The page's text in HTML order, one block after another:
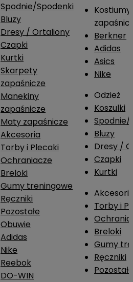
Spodnie/Spodenki
Bluzy
Dresy / Ortaliony
Czapki
Kurtki
Skarpety
zapaśnicze
Manekiny
zapaśnicze
Maty zapaśnicze
Akcesoria
Torby i Plecaki
Ochraniacze
Breloki
Gumy treningowe
Ręczniki
Pozostałe
Obuwie
Adidas
Nike
Reebok
DO-WIN
Kostiumy
Berkner
Adidas
Asics
Nike
Odzież
Koszulki
Spodnie/
Bluzy
Dresy /
Czapki
Kurtki
Torby i
Breloki
Gumy
Ręczniki